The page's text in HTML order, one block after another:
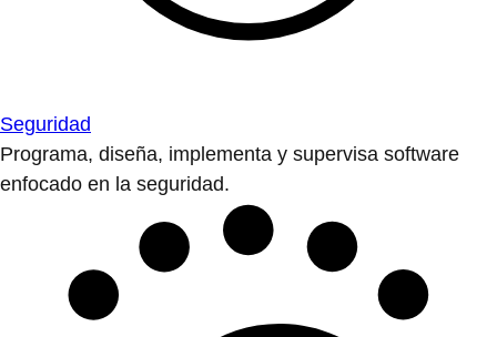
Seguridad
Programa, diseña, implementa y supervisa software
enfocado en la seguridad.